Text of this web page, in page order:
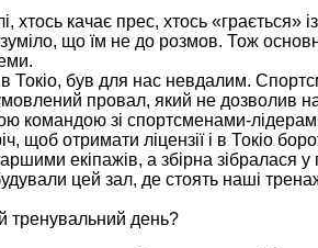
качає прес, хтось «грається»
що їм не до розмов. Тож
Токіо, був для нас невдалим.
провал, який не дозволив
командою зі спортсменами-
щоб отримати ліцензії і в Токіо
екіпажів, а збірна зібралася у
цей зал, де стоять наші
тренувальний день?